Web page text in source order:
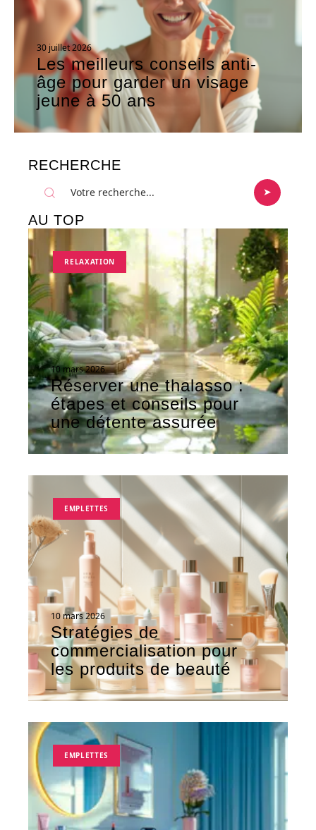
30 juillet 2026
Les meilleurs conseils anti-
âge pour garder un visage
jeune à 50 ans
RECHERCHE
AU TOP
RELAXATION
10 mars 2026
Réserver une thalasso :
étapes et conseils pour
une détente assurée
EMPLETTES
10 mars 2026
Stratégies de
commercialisation pour
les produits de beauté
EMPLETTES